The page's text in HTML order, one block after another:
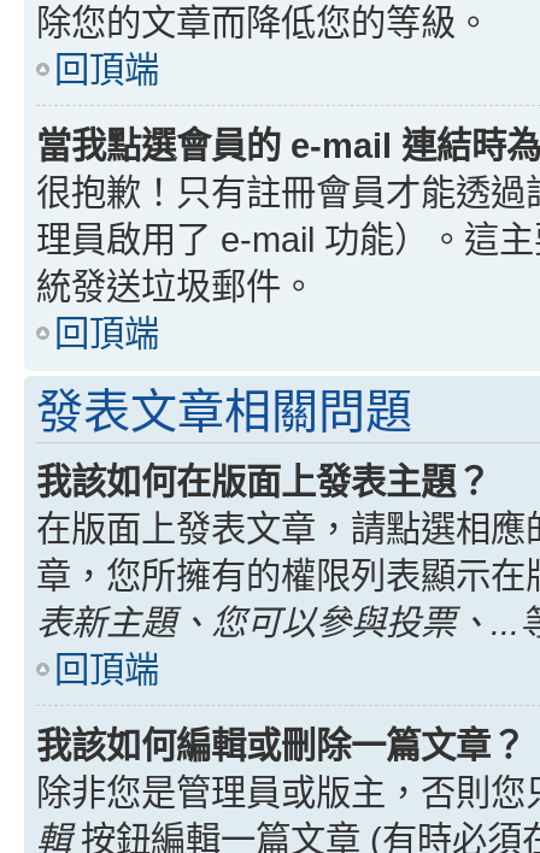
除您的文章而降低您的等級。
回頂端
當我點選會員的 e-mail 連結時
很抱歉！只有註冊會員才能透
理員啟用了 e-mail 功能）。這
統發送垃圾郵件。
回頂端
發表文章相關問題
我該如何在版面上發表主題？
在版面上發表文章，請點選相
章，您所擁有的權限列表顯示
表新主題、您可以參與投票、...
回頂端
我該如何編輯或刪除一篇文章？
除非您是管理員或版主，否則
輯按鈕編輯一篇文章 (有時必須